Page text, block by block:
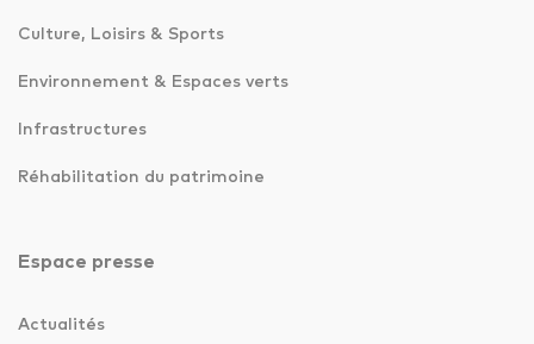
Culture, Loisirs & Sports
Environnement & Espaces verts
Infrastructures
Réhabilitation du patrimoine
Espace presse
Actualités